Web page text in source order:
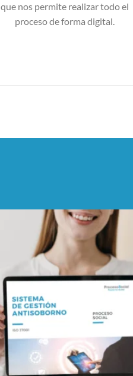
que nos permite realizar todo el
proceso de forma digital.